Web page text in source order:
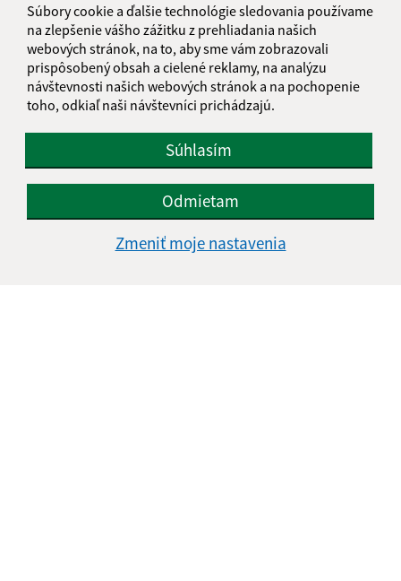
Súbory cookie a ďalšie technológie sledovania používame
na zlepšenie vášho zážitku z prehliadania našich
webových stránok, na to, aby sme vám zobrazovali
prispôsobený obsah a cielené reklamy, na analýzu
návštevnosti našich webových stránok a na pochopenie
toho, odkiaľ naši návštevníci prichádzajú.
Súhlasím
Odmietam
Zmeniť moje nastavenia
Informácie o stránke: